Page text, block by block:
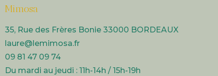
Mimosa
35, Rue des Frères Bonie 33000 BORDEAUX
laure@lemimosa.fr​
09 81 47 09 74
Du mardi au jeudi : 11h-14h / 15h-19h